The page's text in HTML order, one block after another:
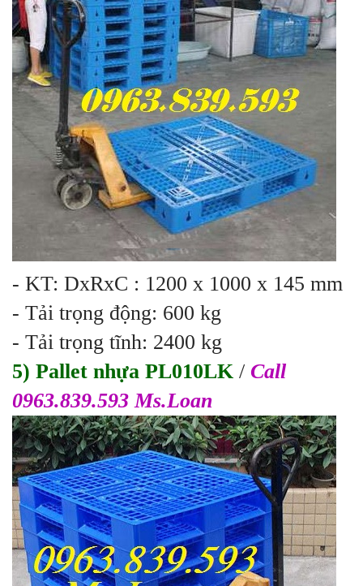
- KT: DxRxC : 1200 x 1000 x 145 mm
- Tải trọng động: 600 kg
- Tải trọng tĩnh: 2400 kg
5) Pallet nhựa PL010LK / Call
0963.839.593 Ms.Loan